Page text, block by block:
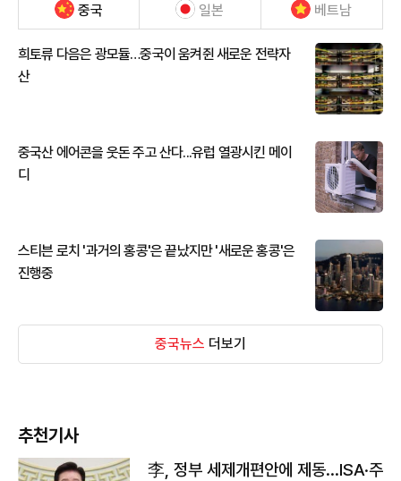
중국 일본 베트남
희토류 다음은 광모듈…중국이 움켜쥔 새로운 전략자
산
중국산 에어콘을 웃돈 주고 산다...유럽 열광시킨 메이
디
스티븐 로치 '과거의 홍콩'은 끝났지만 '새로운 홍콩'은
진행중
중국뉴스 더보기
추천기사
李, 정부 세제개편안에 제동…ISA·주